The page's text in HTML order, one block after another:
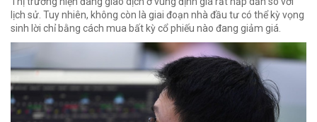
lịch sử. Tuy nhiên, không còn là giai đoạn nhà đầu tư có thể kỳ vọng
sinh lời chỉ bằng cách mua bất kỳ cổ phiếu nào đang giảm giá.